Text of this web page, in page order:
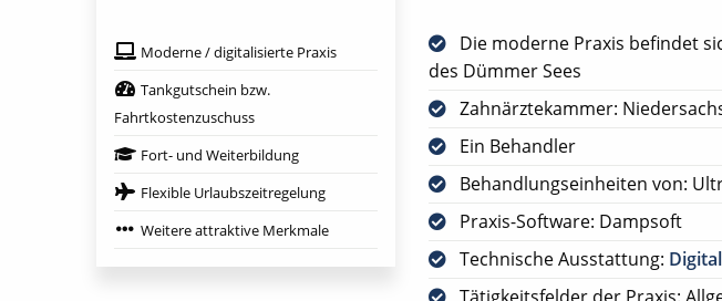
Die moderne Praxis befindet
des Dümmer Sees
Zahnärztekammer:
Ein Behandler
Behandlungseinheiten von:
Praxis-Software: Dampsoft
Technische Ausstattung:
Moderne / digitalisierte Praxis
Tankgutschein bzw.
Fahrtkostenzuschuss
Fort- und Weiterbildung
Flexible Urlaubszeitregelung
Weitere attraktive Merkmale